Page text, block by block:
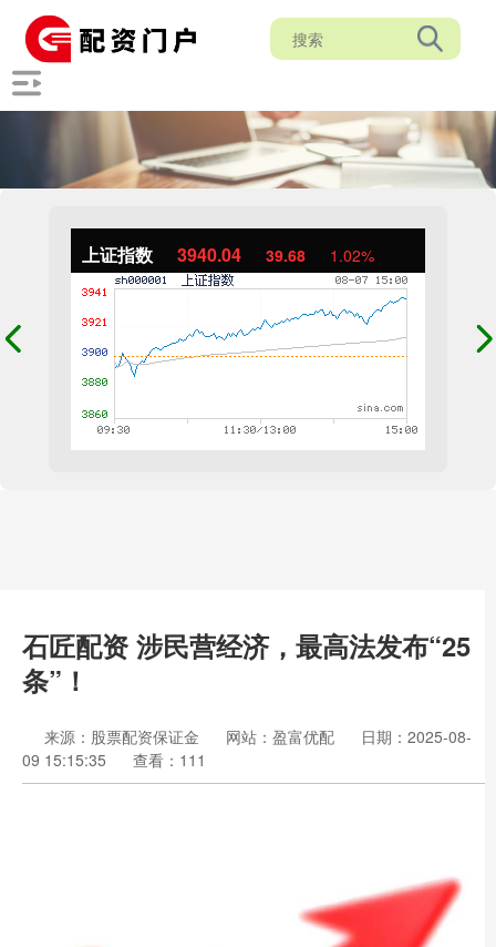
上证指数 3940.04 39.68 1.02%
石匠配资 涉民营经济，最高法发布“25
条”！
来源：股票配资保证金 网站：盈富优配
日期：2025-08-
09 15:15:35
查看：111